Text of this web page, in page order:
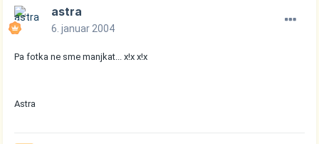
astra
6. januar 2004
Pa fotka ne sme manjkat... x!x x!x
Astra